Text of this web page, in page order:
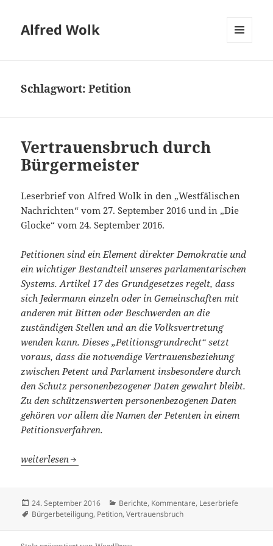
Alfred Wolk
Schlagwort:Petition
Vertrauensbruch durch
Bürgermeister
Leserbrief von Alfred Wolk in den „Westfälischen
Nachrichten“ vom 27. September 2016 und in „Die
Glocke“ vom 24. September 2016.
Petitionen sind ein Element direkter Demokratie und
ein wichtiger Bestandteil unseres parlamentarischen
Systems. Artikel 17 des Grundgesetzes regelt, dass
sich Jedermann einzeln oder in Gemeinschaften mit
anderen mit Bitten oder Beschwerden an die
zuständigen Stellen und an die Volksvertretung
wenden kann. Dieses „Petitionsgrundrecht“ setzt
voraus, dass die notwendige Vertrauensbeziehung
zwischen Petent und Parlament insbesondere durch
den Schutz personenbezogener Daten gewahrt bleibt.
Zu den schützenswerten personenbezogenen Daten
gehören vor allem die Namen der Petenten in einem
Petitionsverfahren.
Vertrauensbruch durch Bürgermeister
weiterlesen
Veröffentlicht
am
24. September 2016 Kategorien
Berichte, Kommentare, Leserbriefe
Schlagwörter
Bürgerbeteiligung, Petition,Vertrauensbruch